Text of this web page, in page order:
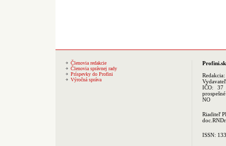
Členovia redakcie
Členovia správnej rady
Príspevky do Profini
Výročná správa
Profini.sk
Redakcia:
IČO: 37
NO
Riaditeľ
ISSN: